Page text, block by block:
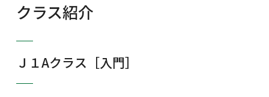
クラス紹介
Ｊ１Aクラス［入門］